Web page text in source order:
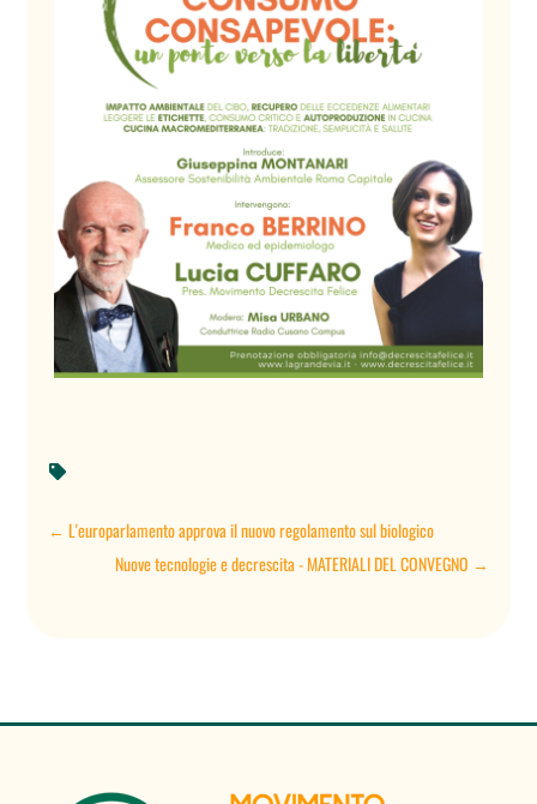

←L'europarlamento approva il nuovo regolamento sul biologico
Nuove tecnologie e decrescita - MATERIALI DEL CONVEGNO →